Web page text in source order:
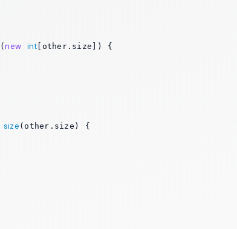
(new int [other.size]) {
size (other.size) {